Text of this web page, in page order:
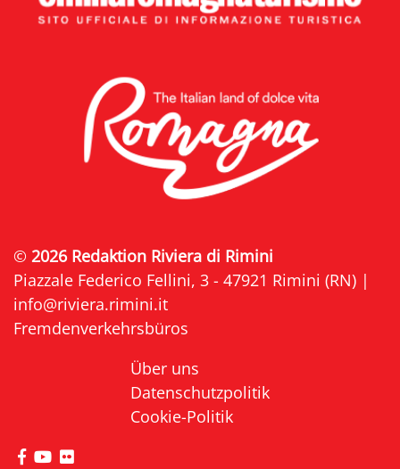
© 2026 Redaktion Riviera di Rimini
Piazzale Federico Fellini, 3 - 47921 Rimini (RN) |
info@riviera.rimini.it
Fremdenverkehrsbüros
Über uns
Datenschutzpolitik
Cookie-Politik
die Seite Facebook von Riviera di Rimini
die Seite YouTube von Riviera di Rimini
die Seite Flickr von Riviera di Rimini